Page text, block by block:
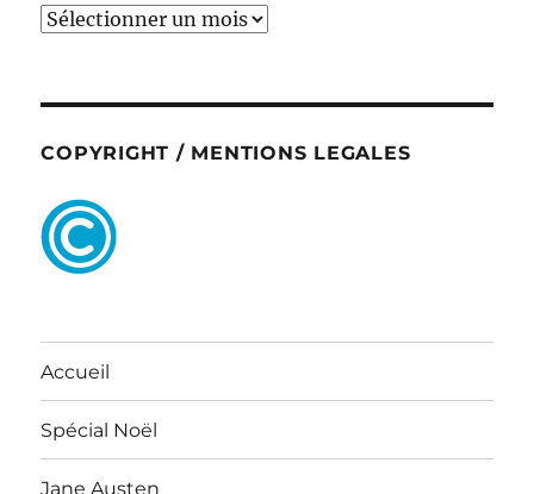
ARCHIVES
COPYRIGHT / MENTIONS LEGALES
Accueil
Spécial Noël
Jane Austen